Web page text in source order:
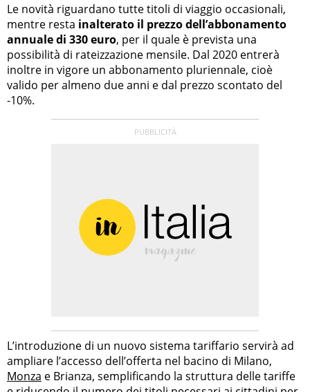
Le novità riguardano tutte titoli di viaggio occasionali,
mentre resta inalterato il prezzo dell’abbonamento
annuale di 330 euro, per il quale è prevista una
possibilità di rateizzazione mensile. Dal 2020 entrerà
inoltre in vigore un abbonamento pluriennale, cioè
valido per almeno due anni e dal prezzo scontato del
-10%.
L’introduzione di un nuovo sistema tariffario servirà ad
ampliare l’accesso dell’offerta nel bacino di Milano,
Monza e Brianza, semplificando la struttura delle tariffe